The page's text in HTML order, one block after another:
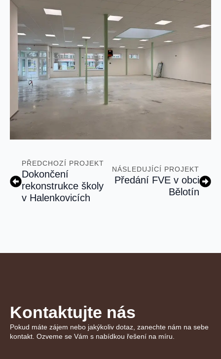
PŘEDCHOZÍ PROJEKT
Dokončení
rekonstrukce školy
v Halenkovicích
NÁSLEDUJÍCÍ PROJEKT
Předání FVE v obci
Bělotín
Kontaktujte nás
Pokud máte zájem nebo jakýkoliv dotaz, zanechte nám na sebe
kontakt. Ozveme se Vám s nabídkou řešení na míru.